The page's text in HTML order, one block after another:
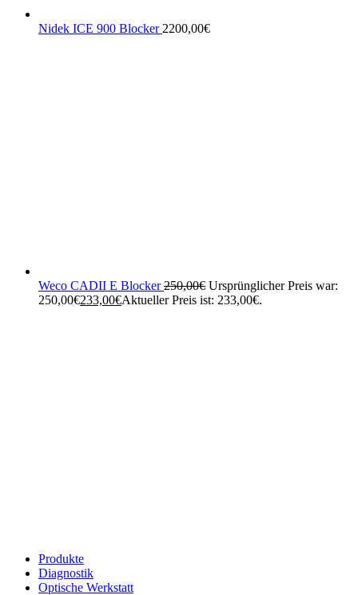
Nidek ICE 900 Blocker 2200,00€
Weco CADII E Blocker 250,00€ Ursprünglicher Preis war:
250,00€233,00€Aktueller Preis ist: 233,00€.
Produkte
Diagnostik
Optische Werkstatt